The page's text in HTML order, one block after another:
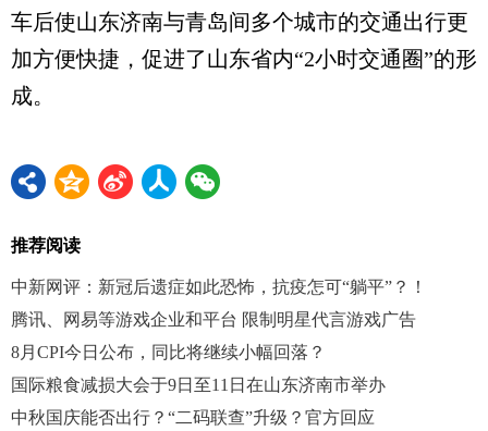
车后使山东济南与青岛间多个城市的交通出行更
加方便快捷，促进了山东省内“2小时交通圈”的形
成。
推荐阅读
中新网评：新冠后遗症如此恐怖，抗疫怎可“躺平”？！
腾讯、网易等游戏企业和平台 限制明星代言游戏广告
8月CPI今日公布，同比将继续小幅回落？
国际粮食减损大会于9日至11日在山东济南市举办
中秋国庆能否出行？“二码联查”升级？官方回应